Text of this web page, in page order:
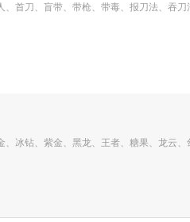
、首刀、盲带、带枪、带毒、报刀法、吞
、冰钻、紫金、黑龙、王者、糖果、龙云